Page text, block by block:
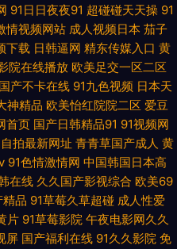
成人网站 99热这里是精品 豆花视频
一二 日韩撸视频 亚洲欧美网址 97超
作爱 欧美下一篇28P 日韩三级有码
频 超碰97资源共享 福利姬导航 黑丝
熟女视频91 亚洲女人天堂在线 91大
AV免费看 狼友AV在线 欧美另内A∨
91日日夜夜91 超碰碰天天操 91
情视频网站 成人视频日本 茄子
下载 日韩逼网 精东传媒入口 黄
院在线播放 欧美足交一区二区
国产不卡在线 91九色视频 日本天
神精品 欧美怡红院院二区 爱豆
首页 国产日韩精品91 91视频网
拍最新网址 青青草国产成人 黄
91色情激情网 中国韩国日本高
在线 久久国产影视综合 欧美69
品 91草莓久草超碰 成人性爱
片 91草莓影院 午夜电影网久久
屏 国产福利在线 91久久影院 免